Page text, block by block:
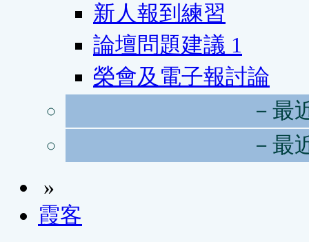
新人報到練習
論壇問題建議 1
榮會及電子報討論
－最
－最
»
霞客